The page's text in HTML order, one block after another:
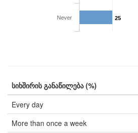
25
Never
სიხშირის განაწილება (%)
Every day
More than once a week